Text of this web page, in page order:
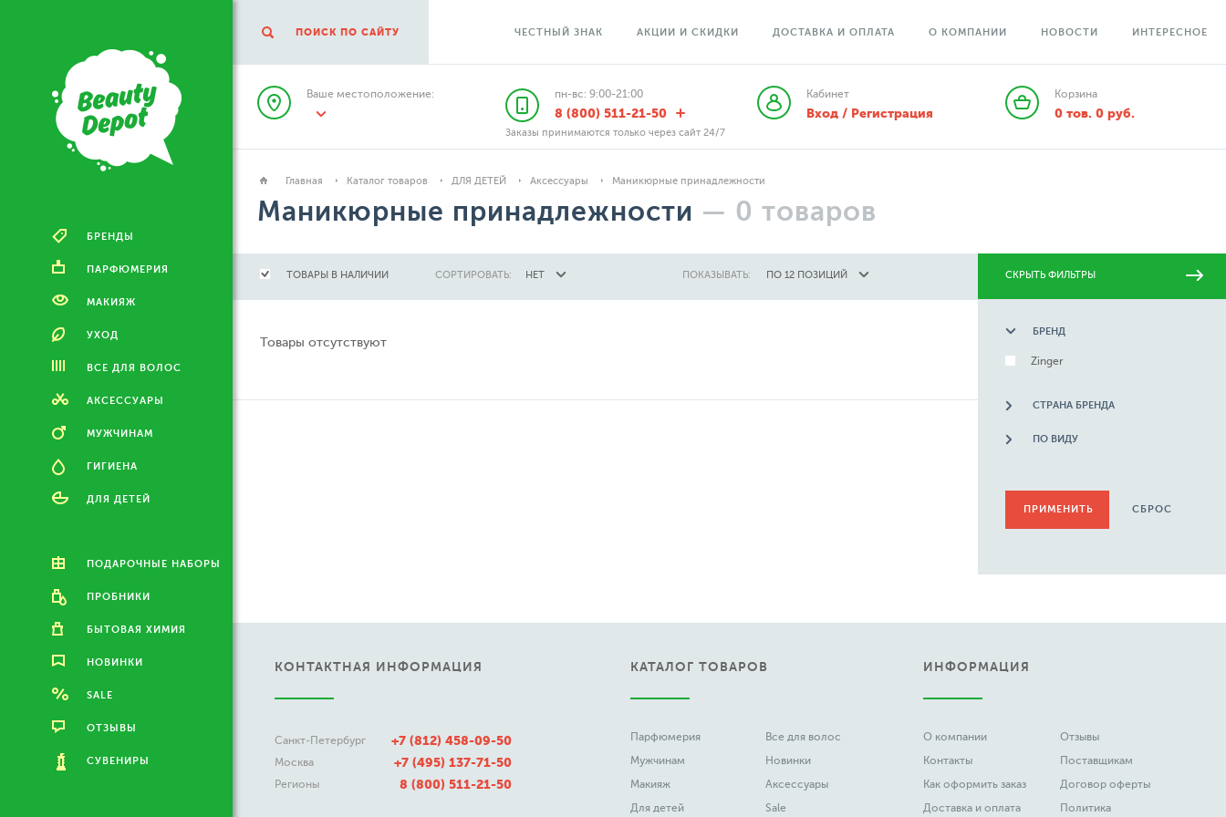
БРЕНДЫ
ПАРФЮМЕРИЯ
МАКИЯЖ
УХОД
ВСЕ ДЛЯ ВОЛОС
АКСЕССУАРЫ
МУЖЧИНАМ
ГИГИЕНА
ДЛЯ ДЕТЕЙ
ПОДАРОЧНЫЕ НАБОРЫ
ПРОБНИКИ
БЫТОВАЯ ХИМИЯ
НОВИНКИ
SALE
ОТЗЫВЫ
СУВЕНИРЫ
ПОИСК ПО САЙТУ ЧЕСТНЫЙ ЗНАК АКЦИИ И СКИДКИ ДОСТАВКА И ОПЛАТА О КОМПАНИИ НОВОСТИ ИНТЕРЕСНОЕ
Ваше местоположение: пн-вс: 9:00-21:00
8 (800) 511-21-50
Заказы принимаются только через сайт 24/7
Кабинет
Вход / Регистрация
Корзина
0 тов. 0руб.
Главная Каталог товаров ДЛЯ ДЕТЕЙ Аксессуары Маникюрные принадлежности
Маникюрные принадлежности — 0 товаров
ТОВАРЫ В НАЛИЧИИ СОРТИРОВАТЬ: НЕТ ПОКАЗЫВАТЬ: ПО 12 ПОЗИЦИЙ СКРЫТЬ ФИЛЬТРЫ
Товары отсутствуют
БРЕНД
Zinger
СТРАНА БРЕНДА
ПО ВИДУ
СБРОС
КОНТАКТНАЯ ИНФОРМАЦИЯ
Санкт-Петербург +7 (812) 458-09-50
Москва +7 (495) 137-71-50
Регионы 8 (800) 511-21-50
КАТАЛОГ ТОВАРОВ
Парфюмерия
Мужчинам
Макияж
Для детей
Все для волос
Новинки
Аксессуары
Sale
ИНФОРМАЦИЯ
О компании
Контакты
Как оформить заказ
Доставка и оплата
Отзывы
Поставщикам
Договор оферты
Политика